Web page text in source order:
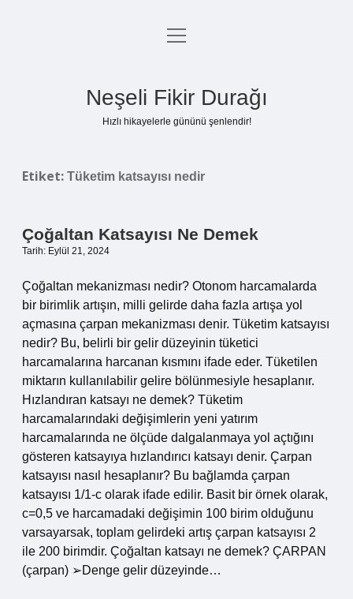
Anasayfa
menüyü
Neşeli Fikir Durağı
Hızlı hikayelerle gününü şenlendir!
Etiket: Tüketim katsayısı nedir
Çoğaltan Katsayısı Ne Demek
Tarih: Eylül 21, 2024
Çoğaltan mekanizması nedir? Otonom harcamalarda
bir birimlik artışın, milli gelirde daha fazla artışa yol
açmasına çarpan mekanizması denir. Tüketim katsayısı
nedir? Bu, belirli bir gelir düzeyinin tüketici
harcamalarına harcanan kısmını ifade eder. Tüketilen
miktarın kullanılabilir gelire bölünmesiyle hesaplanır.
Hızlandıran katsayı ne demek? Tüketim
harcamalarındaki değişimlerin yeni yatırım
harcamalarında ne ölçüde dalgalanmaya yol açtığını
gösteren katsayıya hızlandırıcı katsayı denir. Çarpan
katsayısı nasıl hesaplanır? Bu bağlamda çarpan
katsayısı 1/1-c olarak ifade edilir. Basit bir örnek olarak,
c=0,5 ve harcamadaki değişimin 100 birim olduğunu
varsayarsak, toplam gelirdeki artış çarpan katsayısı 2
ile 200 birimdir. Çoğaltan katsayı ne demek? ÇARPAN
(çarpan) ➢Denge gelir düzeyinde…